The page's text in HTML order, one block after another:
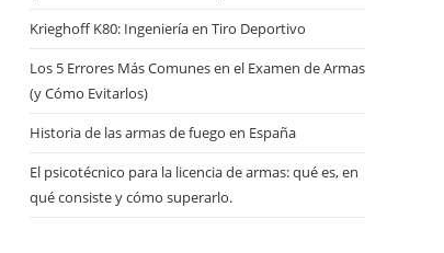
Krieghoff K80: Ingeniería en Tiro Deportivo
Los 5 Errores Más Comunes en el Examen de Armas
(y Cómo Evitarlos)
Historia de las armas de fuego en España
El psicotécnico para la licencia de armas: qué es, en
qué consiste y cómo superarlo.